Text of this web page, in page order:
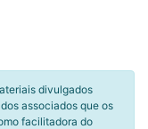
divulgados
associados que os
facilitadora do